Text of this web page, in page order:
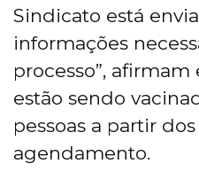
Sindicato está
informações
processo”,
estão sendo
pessoas a partir
agendamento.